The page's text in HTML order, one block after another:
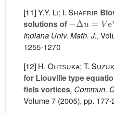
[11]Y.Y. Li; I. Shafrir
solutions of
−Δu=V eu
Indiana Univ. Math. J.,
1255-1270
[12] H. Ohtsuka; T.
for Liouville type
fiels vortices, Commun.
Volume 7 (2005), pp.